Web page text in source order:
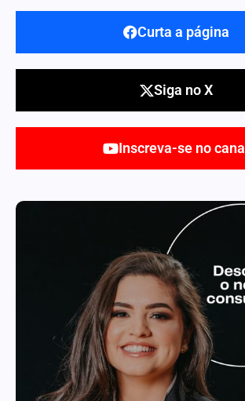
Curta a página
Siga no X
Inscreva-se no canal